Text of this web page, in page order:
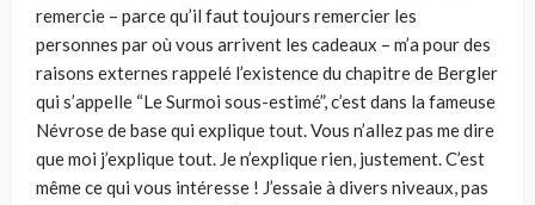
remercie – parce qu’il faut toujours remercier les
personnes par où vous arrivent les cadeaux – m’a pour des
raisons externes rappelé l’existence du chapitre de Bergler
qui s’appelle “Le Surmoi sous-estimé”, c’est dans la fameuse
Névrose de base qui explique tout. Vous n’allez pas me dire
que moi j’explique tout. Je n’explique rien, justement. C’est
même ce qui vous intéresse ! J’essaie à divers niveaux, pas